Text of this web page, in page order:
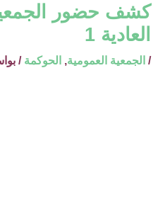
كشف حضور الجمعية
العادية 1
/ الجمعية العمومية, الحوكمة /